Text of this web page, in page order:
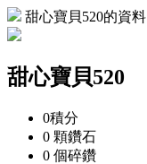
甜心寶貝520的資料
甜心寶貝520
0積分
0 顆鑽石
0 個碎鑽